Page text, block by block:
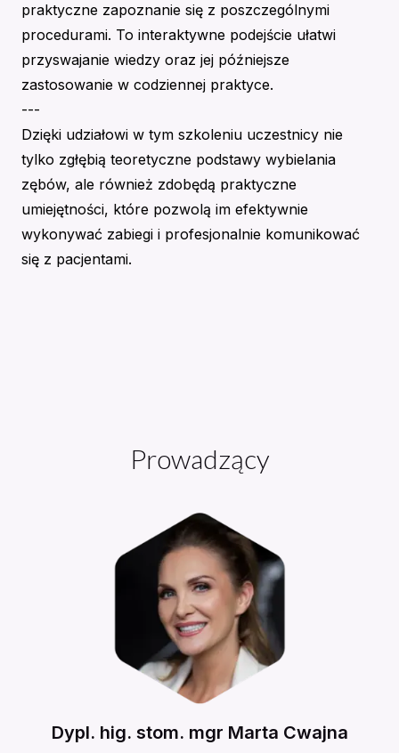
praktyczne zapoznanie się z poszczególnymi
procedurami. To interaktywne podejście ułatwi
przyswajanie wiedzy oraz jej późniejsze
zastosowanie w codziennej praktyce.
---
Dzięki udziałowi w tym szkoleniu uczestnicy nie
tylko zgłębią teoretyczne podstawy wybielania
zębów, ale również zdobędą praktyczne
umiejętności, które pozwolą im efektywnie
wykonywać zabiegi i profesjonalnie komunikować
się z pacjentami.
Prowadzący
Dypl. hig. stom. mgr Marta Cwajna